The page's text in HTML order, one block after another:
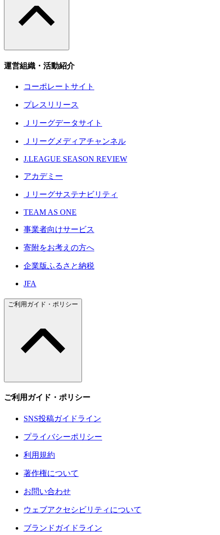
運営組織・活動紹介
コーポレートサイト
プレスリリース
Ｊリーグデータサイト
Ｊリーグメディアチャンネル
J.LEAGUE SEASON REVIEW
アカデミー
Ｊリーグサステナビリティ
TEAM AS ONE
事業者向けサービス
寄附をお考えの方へ
企業版ふるさと納税
JFA
ご利用ガイド・ポリシー
ご利用ガイド・ポリシー
SNS投稿ガイドライン
プライバシーポリシー
利用規約
著作権について
お問い合わせ
ウェブアクセシビリティについて
ブランドガイドライン